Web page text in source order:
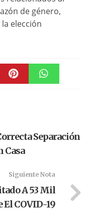
de género,
elección
Separación
Casa
Siguiente Nota
A 53 Mil
COVID-19